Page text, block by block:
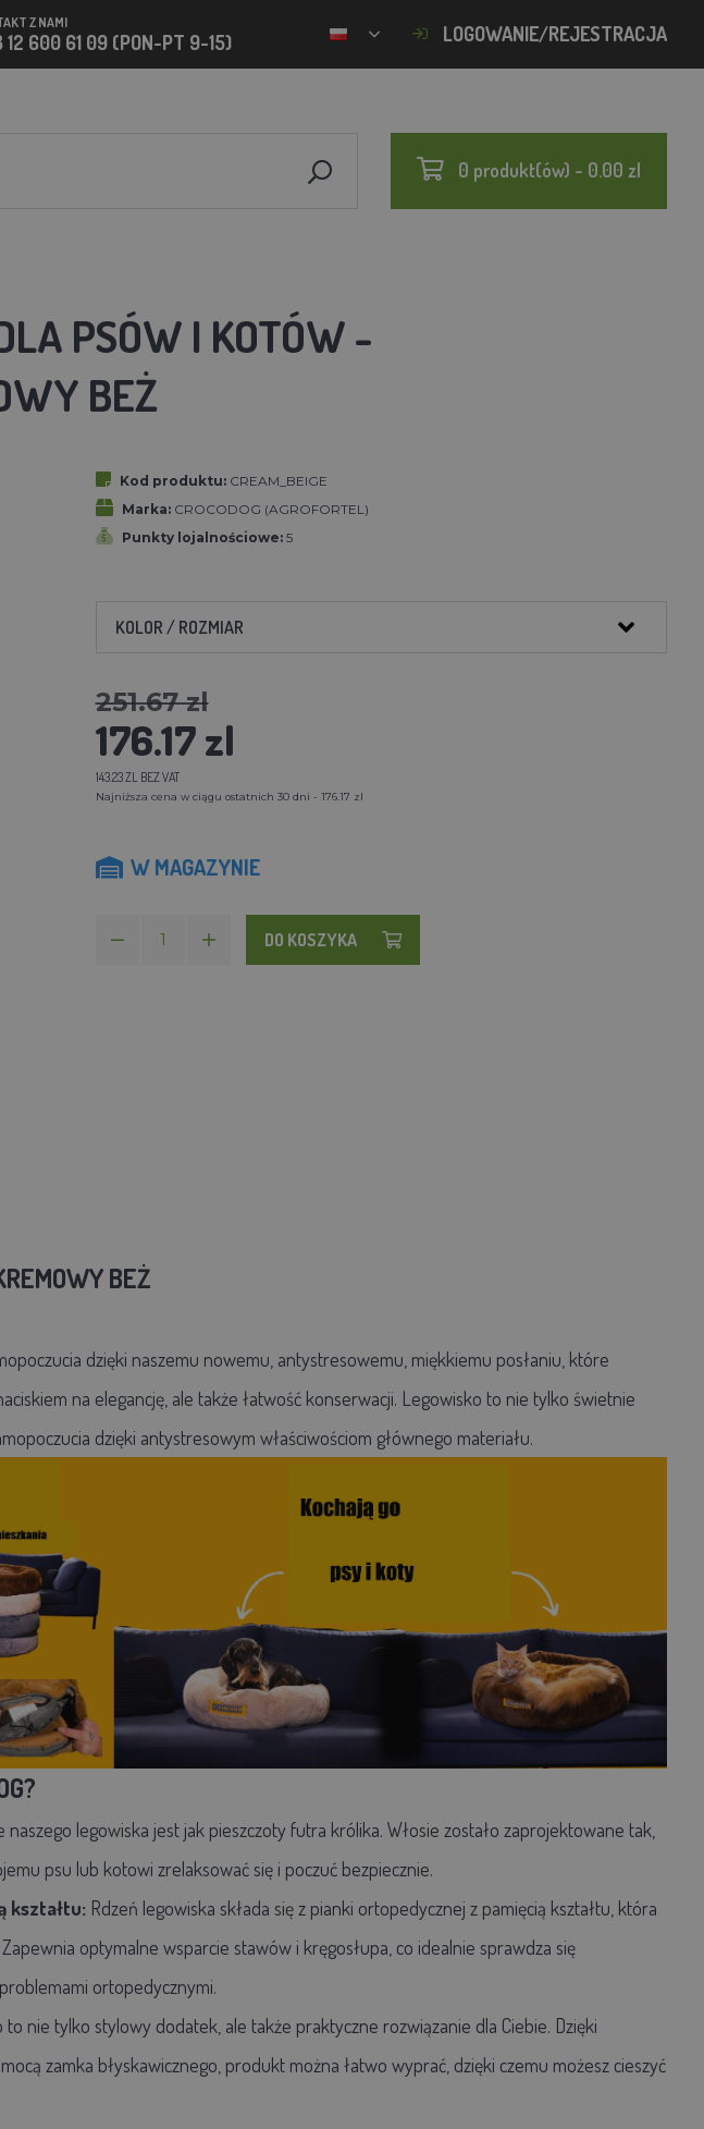
Z NAMI
12 600 61 09 (PON-PT 9-15) LOGOWANIE/REJESTRACJA
0 produkt(ów) - 0.00 zl
PSÓW I KOTÓW -
BEŻ
Kod produktu: CREAM_BEIGE
Marka: CROCODOG (AGROFORTEL)
Punkty lojalnościowe: 5
KOLOR / ROZMIAR
251.67 zl
176.17 zl
143.23 ZL BEZ VAT
Najniższa cena w ciągu ostatnich 30 dni - 176.17 zl
W MAGAZYNIE
DO KOSZYKA
BEŻ
dzięki naszemu nowemu, antystresowemu, miękkiemu posłaniu, które
na elegancję, ale także łatwość konserwacji. Legowisko to nie tylko świetnie
dzięki antystresowym właściwościom głównego materiału.
naszego legowiska jest jak pieszczoty futra królika. Włosie zostało zaprojektowane tak,
psu lub kotowi zrelaksować się i poczuć bezpiecznie.
kształtu: Rdzeń legowiska składa się z pianki ortopedycznej z pamięcią kształtu, która
optymalne wsparcie stawów i kręgosłupa, co idealnie sprawdza się
ortopedycznymi.
to nie tylko stylowy dodatek, ale także praktyczne rozwiązanie dla Ciebie. Dzięki
zamka błyskawicznego, produkt można łatwo wyprać, dzięki czemu możesz cieszyć